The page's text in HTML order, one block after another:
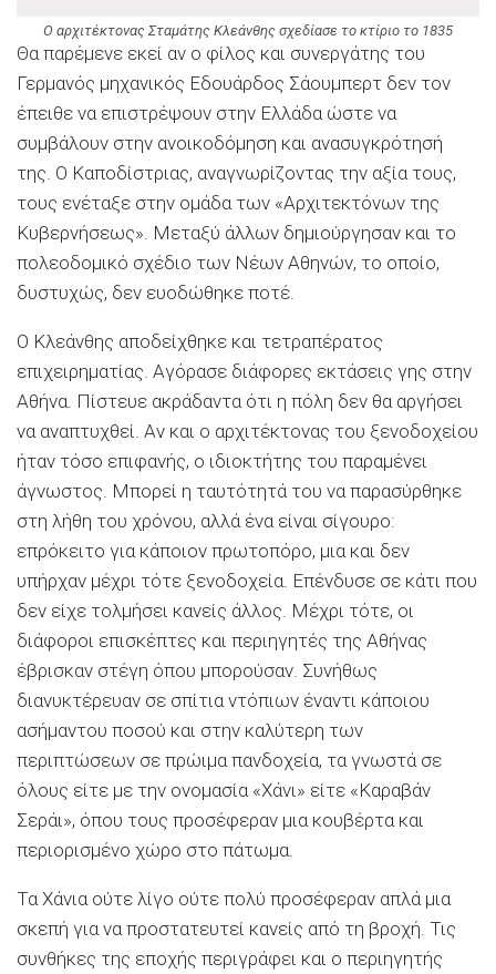
O αρχιτέκτονας Σταμάτης Κλεάνθης σχεδίασε το κτίριο το 1835
Θα παρέμενε εκεί αν ο φίλος και συνεργάτης του
Γερμανός μηχανικός Εδουάρδος Σάουμπερτ δεν τον
έπειθε να επιστρέψουν στην Ελλάδα ώστε να
συμβάλουν στην ανοικοδόμηση και ανασυγκρότησή
της. Ο Καποδίστριας, αναγνωρίζοντας την αξία τους,
τους ενέταξε στην ομάδα των «Αρχιτεκτόνων της
Κυβερνήσεως». Μεταξύ άλλων δημιούργησαν και το
πολεοδομικό σχέδιο των Νέων Αθηνών, το οποίο,
δυστυχώς, δεν ευοδώθηκε ποτέ.
Ο Κλεάνθης αποδείχθηκε και τετραπέρατος
επιχειρηματίας. Αγόρασε διάφορες εκτάσεις γης στην
Αθήνα. Πίστευε ακράδαντα ότι η πόλη δεν θα αργήσει
να αναπτυχθεί. Αν και ο αρχιτέκτονας του ξενοδοχείου
ήταν τόσο επιφανής, ο ιδιοκτήτης του παραμένει
άγνωστος. Μπορεί η ταυτότητά του να παρασύρθηκε
στη λήθη του χρόνου, αλλά ένα είναι σίγουρο:
επρόκειτο για κάποιον πρωτοπόρο, μια και δεν
υπήρχαν μέχρι τότε ξενοδοχεία. Επένδυσε σε κάτι που
δεν είχε τολμήσει κανείς άλλος. Μέχρι τότε, οι
διάφοροι επισκέπτες και περιηγητές της Αθήνας
έβρισκαν στέγη όπου μπορούσαν. Συνήθως
διανυκτέρευαν σε σπίτια ντόπιων έναντι κάποιου
ασήμαντου ποσού και στην καλύτερη των
περιπτώσεων σε πρώιμα πανδοχεία, τα γνωστά σε
όλους είτε με την ονομασία «Χάνι» είτε «Καραβάν
Σεράι», όπου τους προσέφεραν μια κουβέρτα και
περιορισμένο χώρο στο πάτωμα.
Τα Χάνια ούτε λίγο ούτε πολύ προσέφεραν απλά μια
σκεπή για να προστατευτεί κανείς από τη βροχή. Τις
συνθήκες της εποχής περιγράφει και ο περιηγητής